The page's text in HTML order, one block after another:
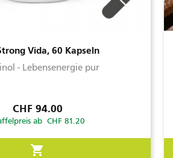
Vida, 60 Kapseln
- Lebensenergie pur
Preis
CHF 94.00
ab CHF 81.20
shopping_cart